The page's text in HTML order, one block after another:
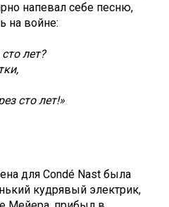
напевал себе песню,
на войне:
лет?
сто лет!»
для Condé Nast была
кудрявый электрик,